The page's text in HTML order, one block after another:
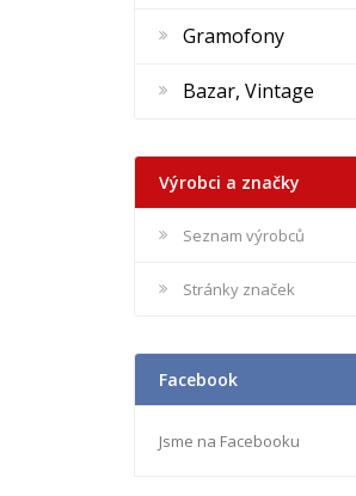
Gramofony
Bazar, Vintage
Výrobci a značky
Seznam výrobců
Stránky značek
Facebook
Jsme na Facebooku